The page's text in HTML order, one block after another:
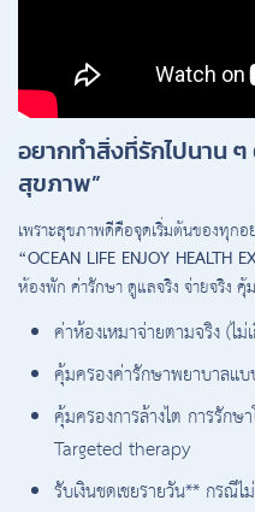
อยากทำสิ่งที่รักไปนาน ๆ
สุขภาพ”
เพราะสุขภาพดีคือจุดเริ่มต้นของทุก
“OCEAN LIFE ENJOY HEALTH
ห้องพัก ค่ารักษา ดูแลจริง จ่ายจริง คุ้
ค่าห้องเหมาจ่ายตามจริง (ไ
คุ้มครองค่ารักษาพยาบาลแ
คุ้มครองการล้างไต การรักษ
Targeted therapy
รับเงินชดเชยรายวัน** กรณีไ